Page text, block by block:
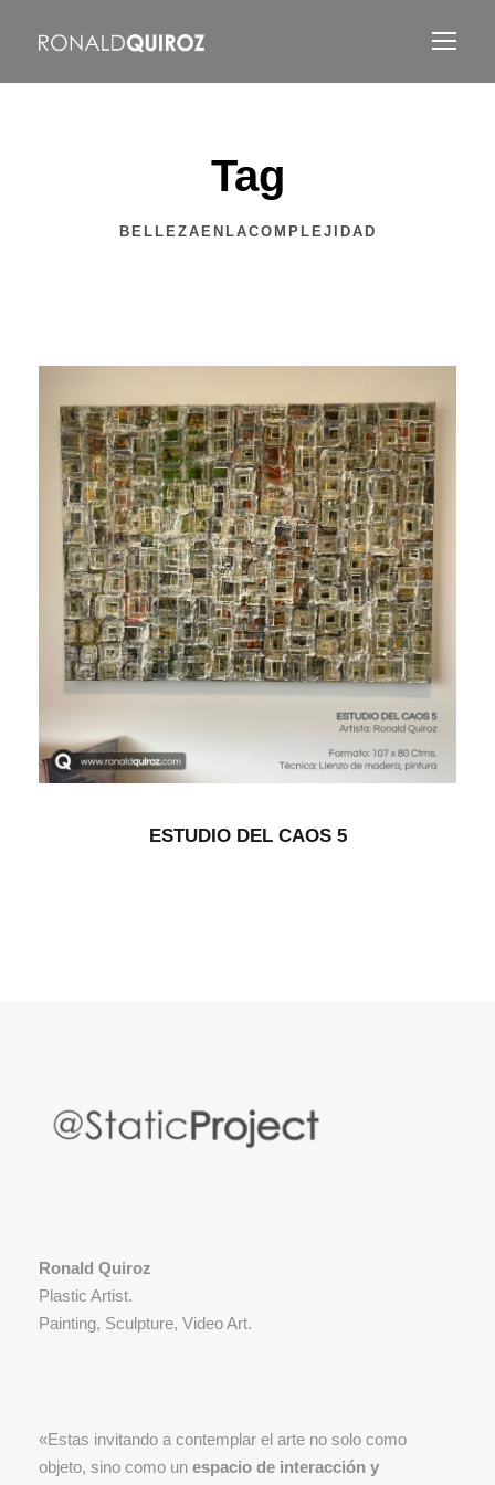
Tag
BELLEZAENLACOMPLEJIDAD
ESTUDIO DEL CAOS 5
Ronald Quiroz
Plastic Artist.
Painting, Sculpture, Video Art.
«Estas invitando a contemplar el arte no solo como
objeto, sino como un espacio de interacción y